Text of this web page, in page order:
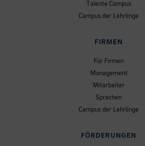
Talente Campus
Campus der Lehrlinge
FIRMEN
Für Firmen
Management
Mitarbeiter
Sprachen
Campus der Lehrlinge
FÖRDERUNGEN